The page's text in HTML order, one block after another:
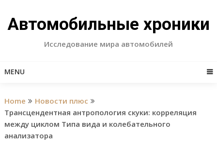
content
Автомобильные хроники
Исследование мира автомобилей
MENU
Home
Новости плюс
Трансцендентная антропология скуки: корреляция
между циклом Типа вида и колебательного
анализатора